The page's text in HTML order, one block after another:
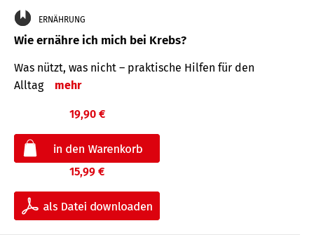
ERNÄHRUNG
Wie ernähre ich mich bei Krebs?
Was nützt, was nicht – praktische Hilfen für den
Alltag
mehr
19,90 €
15,99 €